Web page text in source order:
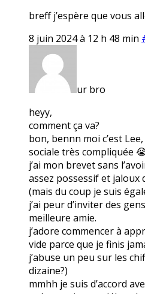
breff j’espère que vous
8 juin 2024 à 12 h 48 min
ur bro
heyy,
comment ça va?
bon, bennn moi c’est
sociale très compliquée
j’ai mon brevet sans
assez possessif et jaloux
(mais du coup je suis
j’ai peur d’inviter des
meilleure amie.
j’adore commencer à
vide parce que je finis
j’abuse un peu sur les
dizaine?)
mmhh je suis d’accord